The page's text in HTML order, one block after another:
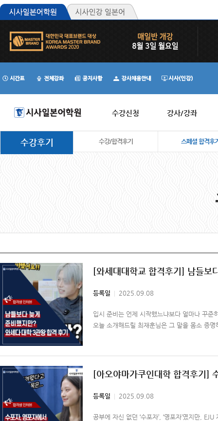
수강신청 강사/강좌
수강후기 수강/합격후기 스페셜 합격후
[와세대대학교 합격후기] 남들보
등록일 2025.09.08
입시 준비는 언제 시작했느냐보다 얼마나 꾸
오늘 소개해드릴 최재훈님은 그 말을 몸소 증
[아오야마가쿠인대학 합격후기]
등록일 2025.09.08
공부에 자신 없던 ‘수포자’, ‘영포자’였지만,